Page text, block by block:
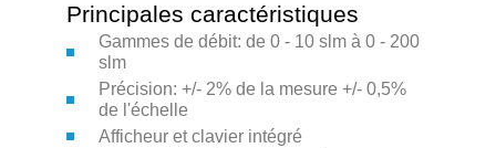
Principales caractéristiques
Gammes de débit: de 0 - 10 slm à 0 - 200
slm
Précision: +/- 2% de la mesure +/- 0,5%
de l'échelle
Afficheur et clavier intégré